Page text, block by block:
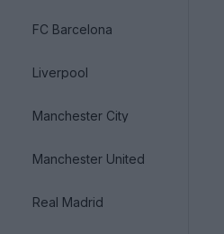
FC Barcelona
Liverpool
Manchester City
Manchester United
Real Madrid